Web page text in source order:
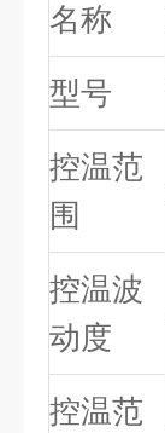
名称
型号
控温范
围
控温波
动度
控温范